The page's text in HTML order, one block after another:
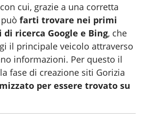
cui, grazie a una corretta
farti trovare nei primi
ricerca Google e Bing, che
il principale veicolo attraverso
informazioni. Per questo il
fase di creazione siti Gorizia
per essere trovato su